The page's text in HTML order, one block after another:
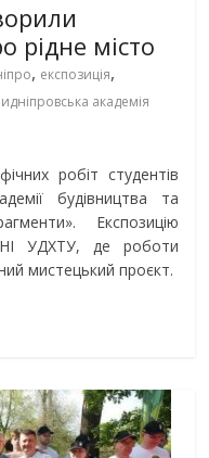
рідне місто
, експозиція,
академія
робіт студентів
будівництва та
Експозицію
УДХТУ, де роботи
мистецький проєкт.